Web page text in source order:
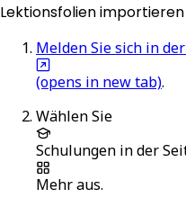
Lektionsfolien importieren
Melden Sie sich in
(opens in new tab).
Wählen Sie
Schulungen in der
Mehraus.